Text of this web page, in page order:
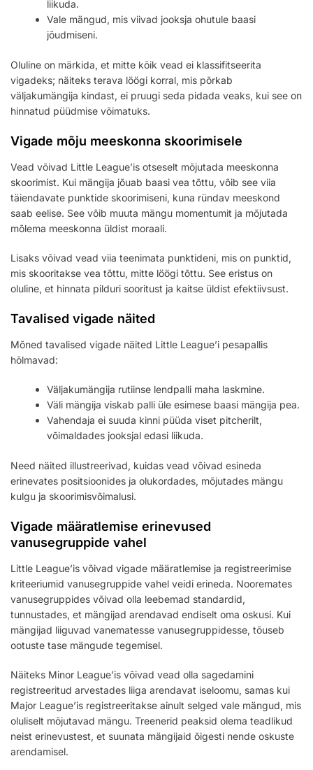
liikuda.
Vale mängud, mis viivad jooksja ohutule baasi
jõudmiseni.
Oluline on märkida, et mitte kõik vead ei klassifitseerita
vigadeks; näiteks terava löögi korral, mis põrkab
väljakumängija kindast, ei pruugi seda pidada veaks, kui see on
hinnatud püüdmise võimatuks.
Vigade mõju meeskonna skoorimisele
Vead võivad Little League’is otseselt mõjutada meeskonna
skoorimist. Kui mängija jõuab baasi vea tõttu, võib see viia
täiendavate punktide skoorimiseni, kuna ründav meeskond
saab eelise. See võib muuta mängu momentumit ja mõjutada
mõlema meeskonna üldist moraali.
Lisaks võivad vead viia teenimata punktideni, mis on punktid,
mis skooritakse vea tõttu, mitte löögi tõttu. See eristus on
oluline, et hinnata pilduri sooritust ja kaitse üldist efektiivsust.
Tavalised vigade näited
Mõned tavalised vigade näited Little League’i pesapallis
hõlmavad:
Väljakumängija rutiinse lendpalli maha laskmine.
Väli mängija viskab palli üle esimese baasi mängija pea.
Vahendaja ei suuda kinni püüda viset pitcherilt,
võimaldades jooksjal edasi liikuda.
Need näited illustreerivad, kuidas vead võivad esineda
erinevates positsioonides ja olukordades, mõjutades mängu
kulgu ja skoorimisvõimalusi.
Vigade määratlemise erinevused
vanusegruppide vahel
Little League’is võivad vigade määratlemise ja registreerimise
kriteeriumid vanusegruppide vahel veidi erineda. Nooremates
vanusegruppides võivad olla leebemad standardid,
tunnustades, et mängijad arendavad endiselt oma oskusi. Kui
mängijad liiguvad vanematesse vanusegruppidesse, tõuseb
ootuste tase mängude tegemisel.
Näiteks Minor League’is võivad vead olla sagedamini
registreeritud arvestades liiga arendavat iseloomu, samas kui
Major League’is registreeritakse ainult selged vale mängud, mis
oluliselt mõjutavad mängu. Treenerid peaksid olema teadlikud
neist erinevustest, et suunata mängijaid õigesti nende oskuste
arendamisel.